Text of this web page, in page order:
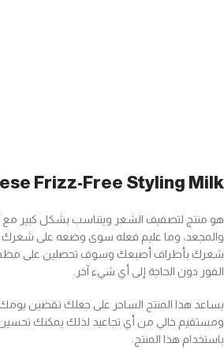
Frizz-Free Styling Milk:
هو منتج لتصفيف الشعر ويتناسب بشكل كبير
والمجعد، وما عليم فعله سوى وضعه على شعرك
شعرك بأطراف أصبعك وسوف تحصلين على
الفور دون الحاجة إلى أي شيء آخر.
يساعد هذا المنتج الساحر على جعلك تقضين
ومستقيم خالي من أي تجاعيد لذلك يمكنك
باستخدام هذا المنتج.